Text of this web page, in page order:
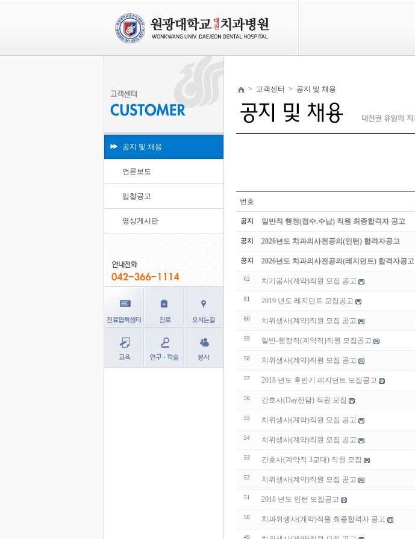
공지 및 채용
언론보도
입찰공고
영상게시판
> 고객센터 > 공지 및 채용
번호
공지 일반직 행정(접수.수납) 직원 최종합격자 공고
공지 2026년도 치과의사전공의(인턴) 합격자공고
공지 2026년도 치과의사전공의(레지던트) 합격자공고
62 치기공사(계약)직원 모집 공고
61 2019 년도 레지던트 모집공고
60 치위생사(계약)직원 모집 공고
59 일반-행정직(계약직)직원 모집공고
58 치위생사(계약)직원 모집 공고
57 2018 년도 후반기 레지던트 모집공고
56 간호사(Day전담) 직원 모집
55 치위생사(계약)직원 모집 공고
54 치위생사(계약)직원 모집 공고
53 간호사(계약직 3교대) 직원 모집
52 치위생사(계약)직원 모집 공고
51 2018 년도 인턴 모집공고
50 치과위생사(계약)직원 최종합격자 공고
49